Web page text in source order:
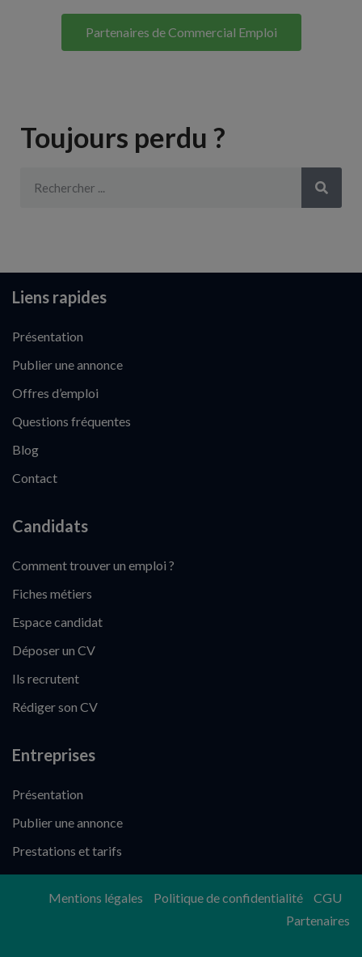
Partenaires de Commercial Emploi
Toujours perdu ?
Liens rapides
Présentation
Publier une annonce
Offres d’emploi
Questions fréquentes
Blog
Contact
Candidats
Comment trouver un emploi ?
Fiches métiers
Espace candidat
Déposer un CV
Ils recrutent
Rédiger son CV
Entreprises
Présentation
Publier une annonce
Prestations et tarifs
Mentions légales Politique de confidentialité
CGU
Partenaires